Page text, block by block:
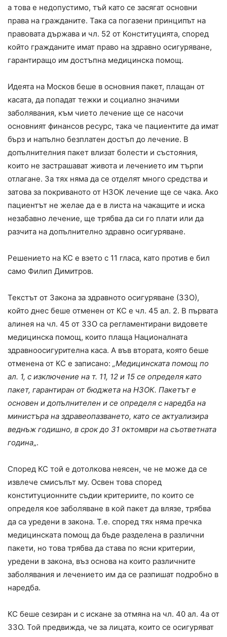
а това е недопустимо, тъй като се засягат основни
права на гражданите. Така са погазени принципът на
правовата държава и чл. 52 от Конституцията, според
който гражданите имат право на здравно осигуряване,
гарантиращо им достъпна медицинска помощ.
Идеята на Москов беше в основния пакет, плащан от
касата, да попадат тежки и социално значими
заболявания, към чието лечение ще се насочи
основният финансов ресурс, така че пациентите да имат
бърз и напълно безплатен достъп до лечение. В
допълнителния пакет влизат болести и състояния,
които не застрашават живота и лечението им търпи
отлагане. За тях няма да се отделят много средства и
затова за покриваното от НЗОК лечение ще се чака. Ако
пациентът не желае да е в листа на чакащите и иска
незабавно лечение, ще трябва да си го плати или да
разчита на допълнително здравно осигуряване.
Решението на КС е взето с 11 гласа, като против е бил
само Филип Димитров.
Текстът от Закона за здравното осигуряване (ЗЗО),
който днес беше отменен от КС е чл. 45 ал. 2. В първата
алинея на чл. 45 от ЗЗО са регламентирани видовете
медицинска помощ, които плаща Националната
здравноосигурителна каса. А във втората, която беше
отменена от КС е записано: „Медицинската помощ по
ал. 1, с изключение на т. 11, 12 и 15 се определя като
пакет, гарантиран от бюджета на НЗОК. Пакетът е
основен и допълнителен и се определя с наредба на
министъра на здравеопазването, като се актуализира
веднъж годишно, в срок до 31 октомври на съответната
година„.
Според КС той е дотолкова неясен, че не може да се
извлече смисълът му. Освен това според
конституционните съдии критериите, по които се
определя кое заболяване в кой пакет да влязе, трябва
да са уредени в закона. Т.е. според тях няма пречка
медицинскaта помощ да бъде разделена в различни
пакети, но това трябва да става по ясни критерии,
уредени в закона, въз основа на които различните
заболявания и лечението им да се разпишат подробно в
наредба.
КС беше сезиран и с искане за отмяна на чл. 40 ал. 4а от
ЗЗО. Той предвижда, че за лицата, които се осигуряват